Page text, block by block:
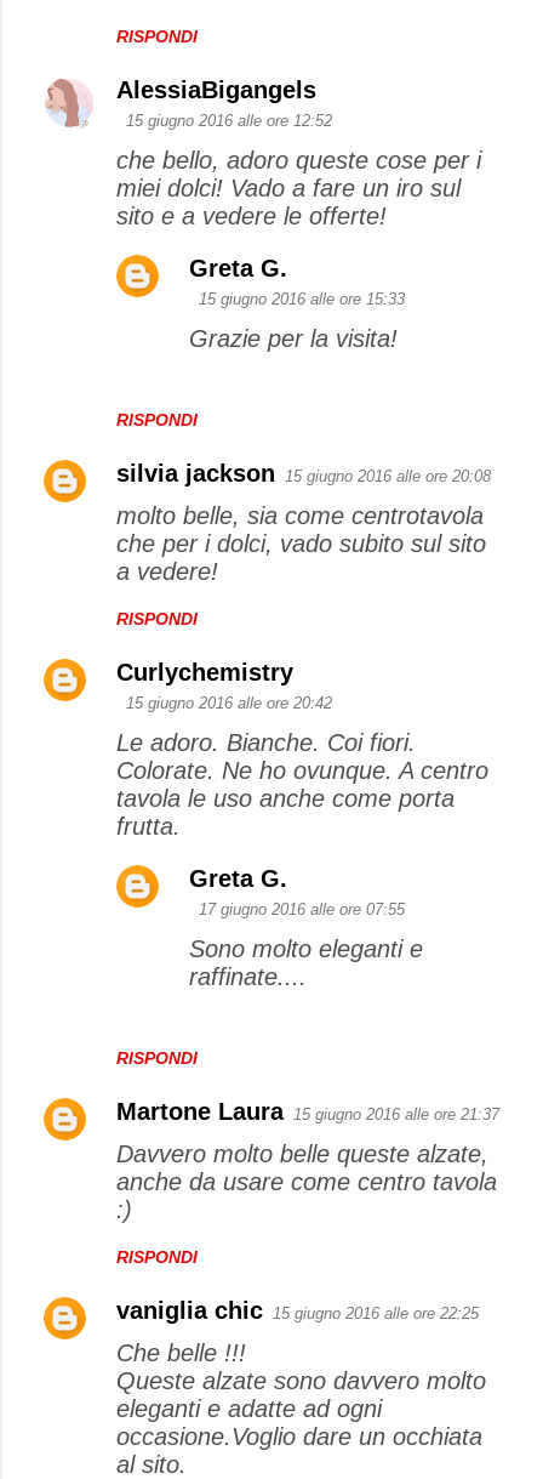
RISPONDI
AlessiaBigangels
15 giugno 2016 alle ore 12:52
che bello, adoro queste cose per i
miei dolci! Vado a fare un iro sul
sito e a vedere le offerte!
RISPONDI
Greta G.
15 giugno 2016 alle ore 15:33
Grazie per la visita!
silvia jackson 15 giugno 2016 alle ore 20:08
molto belle, sia come centrotavola
che per i dolci, vado subito sul sito
a vedere!
RISPONDI
Curlychemistry
15 giugno 2016 alle ore 20:42
Le adoro. Bianche. Coi fiori.
Colorate. Ne ho ovunque. A centro
tavola le uso anche come porta
frutta.
RISPONDI
Greta G.
17 giugno 2016 alle ore 07:55
Sono molto eleganti e
raffinate....
Martone Laura 15 giugno 2016 alle ore 21:37
Davvero molto belle queste alzate,
anche da usare come centro tavola
:)
RISPONDI
vaniglia chic 15 giugno 2016 alle ore 22:25
Che belle !!!
Queste alzate sono davvero molto
eleganti e adatte ad ogni
occasione.Voglio dare un occhiata
al sito.